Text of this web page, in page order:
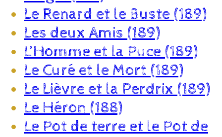
Le Renard et le Buste (189)
Les deux Amis (189)
L’Homme et la Puce (189)
Le Curé et le Mort (189)
Le Lièvre et la Perdrix (189)
Le Héron (188)
Le Pot de terre et le Pot de